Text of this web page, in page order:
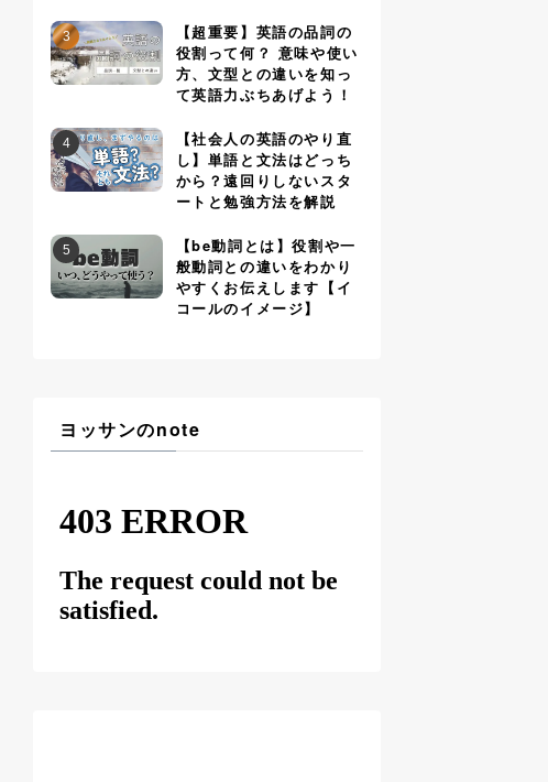
【超重要】英語の品詞の
役割って何？ 意味や使い
方、文型との違いを知っ
て英語力ぶちあげよう！
【社会人の英語のやり直
し】単語と文法はどっち
から？遠回りしないスタ
ートと勉強方法を解説
【be動詞とは】役割や一
般動詞との違いをわかり
やすくお伝えします【イ
コールのイメージ】
ヨッサンのnote